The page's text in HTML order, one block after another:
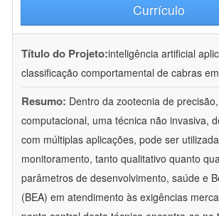
Currículo
Título do Projeto:inteligência artificial
classificação comportamental de cabras
Resumo: Dentro da zootecnia de
computacional, uma técnica não invasiva,
com múltiplas aplicações, pode ser
monitoramento, tanto qualitativo quanto
parâmetros de desenvolvimento, saúde e
(BEA) em atendimento às exigências